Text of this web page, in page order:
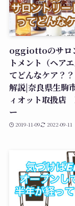
oggiottoのサロ
トメント（ヘア
てどんなケア？
解説|奈良県生駒
ィオット取扱
ー
2019-11-09 2022-09-11